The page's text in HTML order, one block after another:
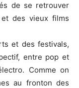
de se retrouver
et des vieux films
et des festivals,
entre pop et
Comme on
au fronton des